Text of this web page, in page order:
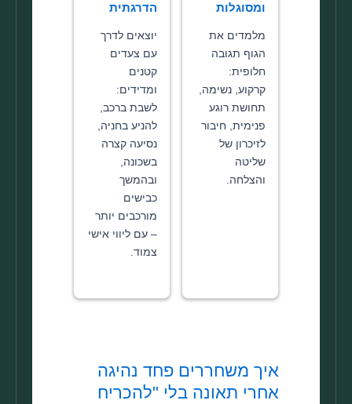
ומסוגלות
מלמדים את
הגוף תגובה
חלופית:
קרקוע, נשימה,
תחושת רוגע
פנימית, חיבור
לזיכרון של
שליטה
והצלחה.
הדרגתית
יוצאים לדרך
עם צעדים
קטנים
ומדידים:
לשבת ברכב,
להניע בחניה,
נסיעה קצרה
בשכונה,
ובהמשך
כבישים
מורכבים יותר
– עם ליווי אישי
צמוד.
איך משחררים פחד נהיגה
אחרי תאונה בלי "להכריח